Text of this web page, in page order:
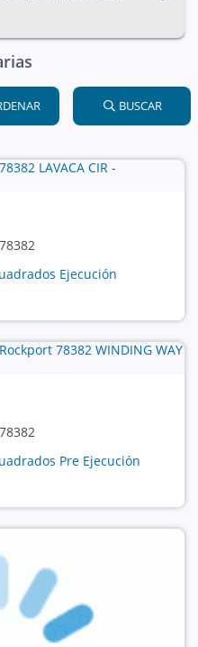
BUSCAR
Ejecución
Pre Ejecución